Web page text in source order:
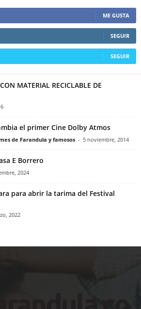
ME GUSTA
SEGUIR
SEGUIR
MATERIAL RECICLABLE DE
el primer Cine Dolby Atmos
de Farandula y famosos - 5 noviembre, 2014
E Borrero
2024
para abrir la tarima del Festival
2022